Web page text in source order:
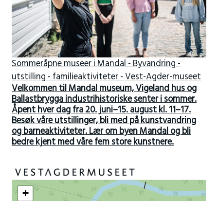
Sommeråpne museer i Mandal - Byvandring -
utstilling - familieaktiviteter - Vest-Agder-museet
Velkommen til Mandal museum, Vigeland hus og
Ballastbrygga industrihistoriske senter i sommer.
Åpent hver dag fra 20. juni–15. august kl. 11–17.
Besøk våre utstillinger, bli med på kunstvandring
og barneaktiviteter. Lær om byen Mandal og bli
bedre kjent med våre fem store kunstnere.
+